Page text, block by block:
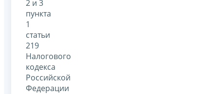
2 и 3
пункта
1
статьи
219
Налогового
кодекса
Российской
Федерации